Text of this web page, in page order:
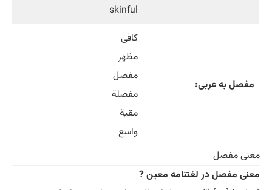
skinful
مفصل به عربی:
کافی
مظهر
مفصل
مفصلة
مقیة
واسع
معنی مفصل
معنی مفصل در لغتنامه معین ?